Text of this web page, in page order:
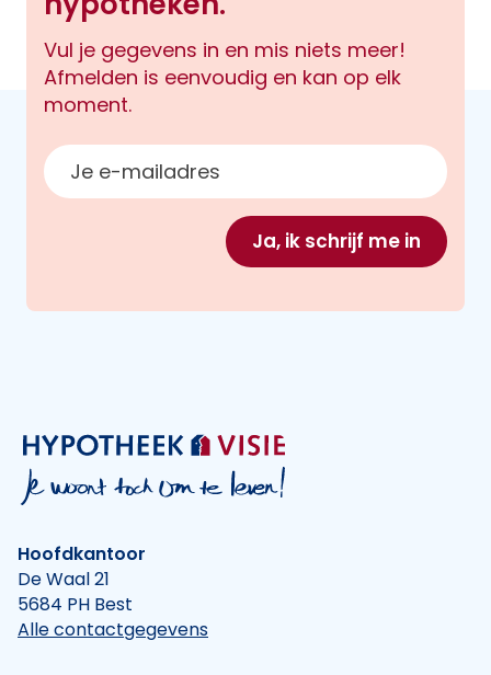
Vul je gegevens in en mis niets meer!
Afmelden is eenvoudig en kan op elk
moment.
E-mailadres
Ja, ik schrijf me in
Hoofdkantoor
De Waal 21
5684 PH Best
Alle contactgegevens